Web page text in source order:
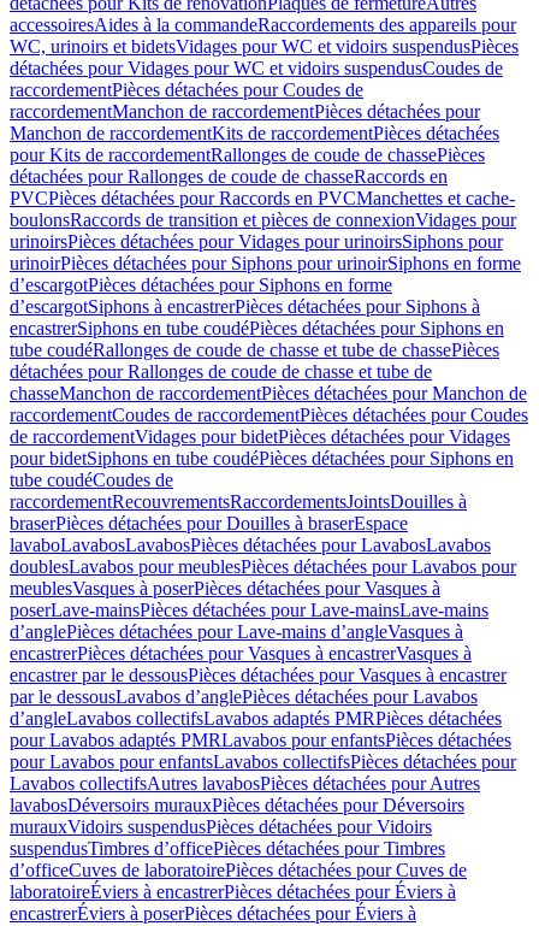
accessoiresAides à la commandeRaccordements des appareils pour
WC, urinoirs et bidetsVidages pour WC et vidoirs suspendusPièces
détachées pour Vidages pour WC et vidoirs suspendusCoudes de
raccordementPièces détachées pour Coudes de
raccordementManchon de raccordementPièces détachées pour
Manchon de raccordementKits de raccordementPièces détachées
pour Kits de raccordementRallonges de coude de chassePièces
détachées pour Rallonges de coude de chasseRaccords en
PVCPièces détachées pour Raccords en PVCManchettes et cache-
boulonsRaccords de transition et pièces de connexionVidages pour
urinoirsPièces détachées pour Vidages pour urinoirsSiphons pour
urinoirPièces détachées pour Siphons pour urinoirSiphons en forme
d’escargotPièces détachées pour Siphons en forme
d’escargotSiphons à encastrerPièces détachées pour Siphons à
encastrerSiphons en tube coudéPièces détachées pour Siphons en
tube coudéRallonges de coude de chasse et tube de chassePièces
détachées pour Rallonges de coude de chasse et tube de
chasseManchon de raccordementPièces détachées pour Manchon de
raccordementCoudes de raccordementPièces détachées pour Coudes
de raccordementVidages pour bidetPièces détachées pour Vidages
pour bidetSiphons en tube coudéPièces détachées pour Siphons en
tube coudéCoudes de
raccordementRecouvrementsRaccordementsJointsDouilles à
braserPièces détachées pour Douilles à braserEspace
lavaboLavabosLavabosPièces détachées pour LavabosLavabos
doublesLavabos pour meublesPièces détachées pour Lavabos pour
meublesVasques à poserPièces détachées pour Vasques à
poserLave-mainsPièces détachées pour Lave-mainsLave-mains
d’anglePièces détachées pour Lave-mains d’angleVasques à
encastrerPièces détachées pour Vasques à encastrerVasques à
encastrer par le dessousPièces détachées pour Vasques à encastrer
par le dessousLavabos d’anglePièces détachées pour Lavabos
d’angleLavabos collectifsLavabos adaptés PMRPièces détachées
pour Lavabos adaptés PMRLavabos pour enfantsPièces détachées
pour Lavabos pour enfantsLavabos collectifsPièces détachées pour
Lavabos collectifsAutres lavabosPièces détachées pour Autres
lavabosDéversoirs murauxPièces détachées pour Déversoirs
murauxVidoirs suspendusPièces détachées pour Vidoirs
suspendusTimbres dʼofficePièces détachées pour Timbres
dʼofficeCuves de laboratoirePièces détachées pour Cuves de
laboratoireÉviers à encastrerPièces détachées pour Éviers à
encastrerÉviers à poserPièces détachées pour Éviers à